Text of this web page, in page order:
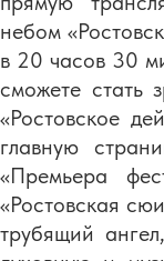
небом
в 20 часов 30
сможете стать
«Ростовское
главную
«Премьера
«Ростовская
трубящий